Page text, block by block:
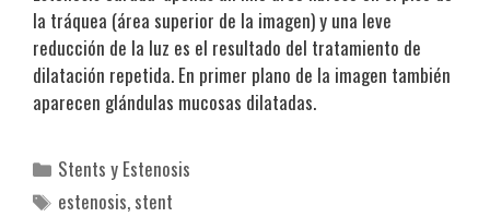
la tráquea (área superior de la imagen) y una leve
reducción de la luz es el resultado del tratamiento de
dilatación repetida. En primer plano de la imagen también
aparecen glándulas mucosas dilatadas.
Categorías
Stents y Estenosis
Etiquetas
estenosis, stent